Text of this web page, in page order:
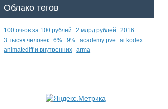
Облако тегов
100 очков за 100 рублей 2 млрд рублей
2016
3 тысяч человек
6% 9% academy pve
ai kodex
animatediff и внутренних
arma